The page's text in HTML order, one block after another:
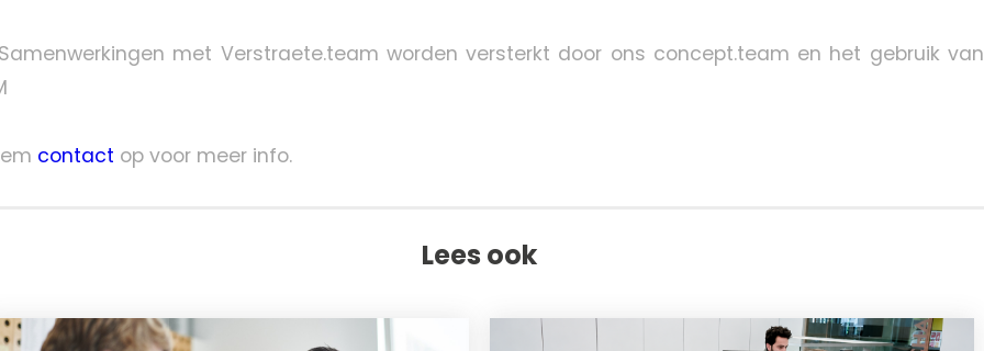
met Verstraete.team worden versterkt door ons concept.team en het gebruik van
contact op voor meer info.
Lees ook